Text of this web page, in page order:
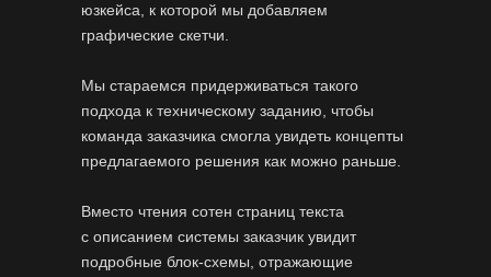
юзкейса, к которой мы добавляем
графические скетчи.
Мы стараемся придерживаться такого
подхода к техническому заданию, чтобы
команда заказчика смогла увидеть концепты
предлагаемого решения как можно раньше.
Вместо чтения сотен страниц текста
с описанием системы заказчик увидит
подробные блок-схемы, отражающие